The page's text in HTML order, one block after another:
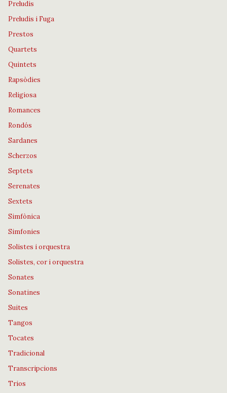
Preludis
Preludis i Fuga
Prestos
Quartets
Quintets
Rapsòdies
Religiosa
Romances
Rondós
Sardanes
Scherzos
Septets
Serenates
Sextets
Simfònica
Simfonies
Solistes i orquestra
Solistes, cor i orquestra
Sonates
Sonatines
Suites
Tangos
Tocates
Tradicional
Transcripcions
Trios